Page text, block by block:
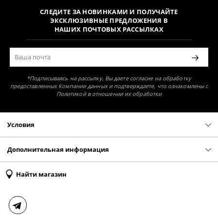
СЛЕДИТЕ ЗА НОВИНКАМИ И ПОЛУЧАЙТЕ
ЭКСКЛЮЗИВНЫЕ ПРЕДЛОЖЕНИЯ В
НАШИХ ПОЧТОВЫХ РАССЫЛКАХ
*Подписываясь на рассылку, Вы даете согласие на обработку
предоставленных Компании данных и подтверждаете, что ознакомлены с
Политикой в отношении их обработки
Условия
Оферта
Дополнительная информация
Таблица размеров
Найти магазин